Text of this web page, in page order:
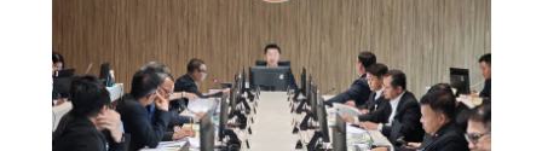
สนามเทนนิสในร่มระดับเวิลด์คลาส บนทำเลศักยภาพเอกมัย-
รามอินทรา ท่ามกลางบรรยากาศคึกคักและเต็มไปด้วยพลังของ
ผู้คนที่หลงใหลในกีฬาเทนนิสและการใช้ชีวิต